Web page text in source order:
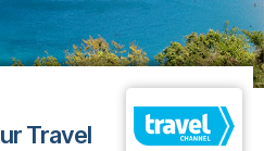
Travel